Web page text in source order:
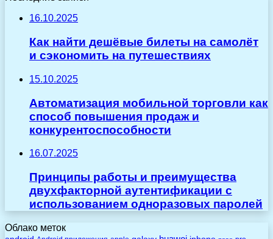
16.10.2025
Как найти дешёвые билеты на самолёт
и сэкономить на путешествиях
15.10.2025
Автоматизация мобильной торговли как
способ повышения продаж и
конкурентоспособности
16.07.2025
Принципы работы и преимущества
двухфакторной аутентификации с
использованием одноразовых паролей
Облако меток